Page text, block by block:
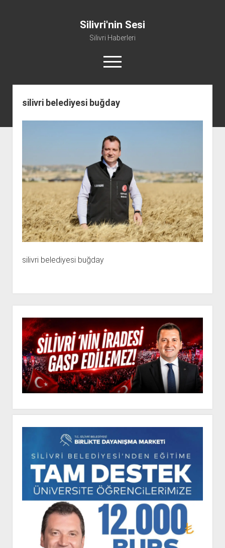
Silivri'nin Sesi
Silivri Haberleri
menüyü
aç
facebook
youtubesilivri@silivrininsesi1.com
whatsapp
Haber
Spor
Künye ve İletişim
silivri belediyesi buğday
silivri belediyesi buğday
Menü